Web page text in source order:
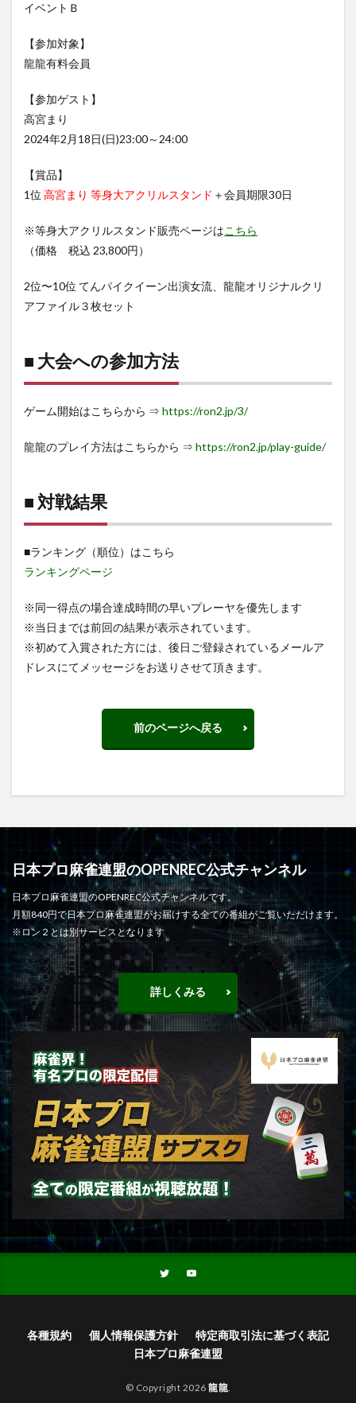
イベントＢ
【参加対象】
龍龍有料会員
【参加ゲスト】
高宮まり
2024年2月18日(日)23:00～24:00
【賞品】
1位 高宮まり 等身大アクリルスタンド ＋会員期限30日
※等身大アクリルスタンド販売ページはこちら
（価格 税込 23,800円）
2位〜10位 てんパイクイーン出演女流、龍龍オリジナルクリ
アファイル３枚セット
■ 大会への参加方法
ゲーム開始はこちらから ⇒ https://ron2.jp/3/
龍龍のプレイ方法はこちらから ⇒ https://ron2.jp/play-guide/
■ 対戦結果
■ランキング（順位）はこちら
ランキングページ
※同一得点の場合達成時間の早いプレーヤを優先します
※当日までは前回の結果が表示されています。
※初めて入賞された方には、後日ご登録されているメールア
ドレスにてメッセージをお送りさせて頂きます。
前のページへ戻る
日本プロ麻雀連盟のOPENREC公式チャンネル
日本プロ麻雀連盟のOPENREC公式チャンネルです。
月額840円で日本プロ麻雀連盟がお届けする全ての番組がご覧いただけます。
※ロン２とは別サービスとなります
詳しくみる
各種規約 個人情報保護方針
特定商取引法に基づく表記
日本プロ麻雀連盟
© Copyright 2026 龍龍